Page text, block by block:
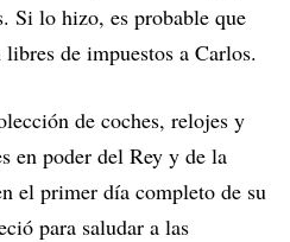
Si lo hizo, es probable que
de impuestos a Carlos.
de coches, relojes y
en poder del Rey y de la
el primer día completo de su
para saludar a las